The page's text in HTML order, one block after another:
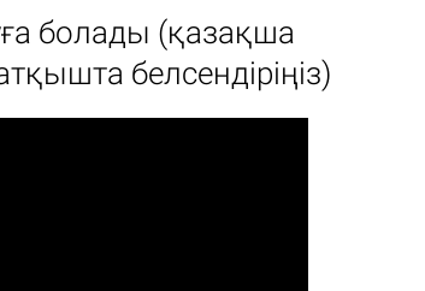
болады (қазақша
белсендіріңіз)